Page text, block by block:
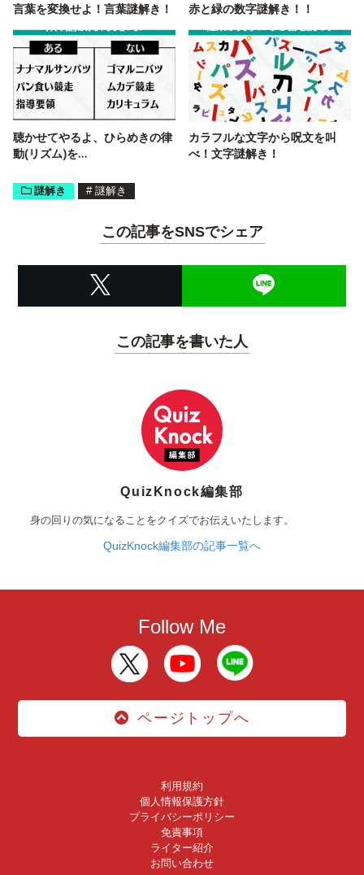
言葉を変換せよ！言葉謎解き！ 赤と緑の数字謎解き！！
聴かせてやるよ、ひらめきの律
動(リズム)を…
カラフルな文字から呪文を叫
べ！文字謎解き！
謎解き # 謎解き
この記事をSNSでシェア
この記事を書いた人
QuizKnock編集部
身の回りの気になることをクイズでお伝えいたします。
QuizKnock編集部の記事一覧へ
Follow Me
ページトップへ
利用規約
個人情報保護方針
プライバシーポリシー
免責事項
ライター紹介
お問い合わせ